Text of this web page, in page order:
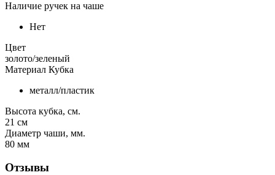
Наличие ручек на чаше
Нет
Цвет
золото/зеленый
Материал Кубка
металл/пластик
Высота кубка, см.
21 см
Диаметр чаши, мм.
80 мм
Отзывы